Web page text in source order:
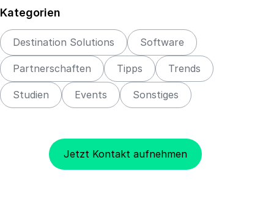
Kategorien
Destination Solutions Software
Partnerschaften Tipps Trends
Studien Events Sonstiges
Jetzt Kontakt aufnehmen